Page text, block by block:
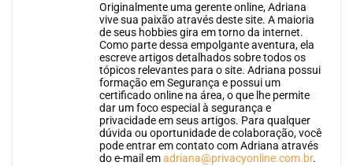
Originalmente uma gerente online, Adriana
vive sua paixão através deste site. A maioria
de seus hobbies gira em torno da internet.
Como parte dessa empolgante aventura, ela
escreve artigos detalhados sobre todos os
tópicos relevantes para o site. Adriana possui
formação em Segurança e possui um
certificado online na área, o que lhe permite
dar um foco especial à segurança e
privacidade em seus artigos. Para qualquer
dúvida ou oportunidade de colaboração, você
pode entrar em contato com Adriana através
do e-mail emadriana@privacyonline.com.br.